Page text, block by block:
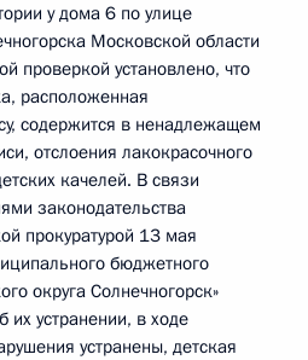
у дома 6 по улице
Московской области
проверкой установлено, что
расположенная
содержится в ненадлежащем
отслоения лакокрасочного
качелей. В связи
законодательства
прокуратурой 13 мая
бюджетного
округа Солнечногорск»
их устранении, в ходе
устранены, детская